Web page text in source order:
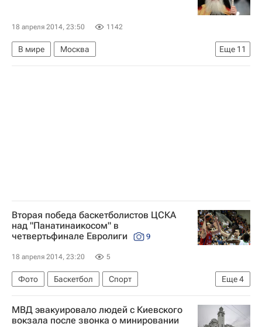
18 апреля 2014, 23:50 1142
Еще 11
В мире
Москва
Реакция на события на Украине
Украина
Вторая победа баскетболистов ЦСКА
над "Панатинаикосом" в
четвертьфинале Евролиги
9
18 апреля 2014, 23:20 5
Еще4
Фото Баскетбол
Спорт
Серия до трех побед плей-офф мужской Евролиги, ПБК ЦСКА - "Панатинаикос"
ЦСКА
Панатинаикос Евролига
МВД эвакуировало людей с Киевского
вокзала после звонка о минировании